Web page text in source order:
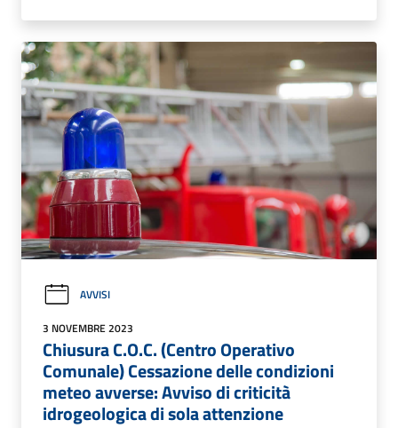
AVVISI
3 NOVEMBRE 2023
Chiusura C.O.C. (Centro Operativo
Comunale) Cessazione delle condizioni
meteo avverse: Avviso di criticità
idrogeologica di sola attenzione